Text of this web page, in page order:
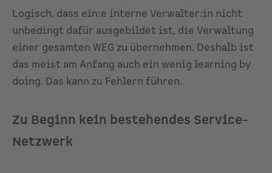
Logisch, dass ein:e interne Verwalter:in nicht
unbedingt dafür ausgebildet ist, die Verwaltung
einer gesamten WEG zu übernehmen. Deshalb ist
das meist am Anfang auch ein wenig learning by
doing. Das kann zu Fehlern führen.
Zu Beginn kein bestehendes Service-
Netzwerk